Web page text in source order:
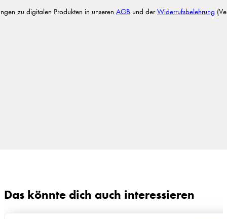
zu digitalen Produkten in unserenAGB und derWiderrufsbelehrung
Das könnte dich auch interessieren